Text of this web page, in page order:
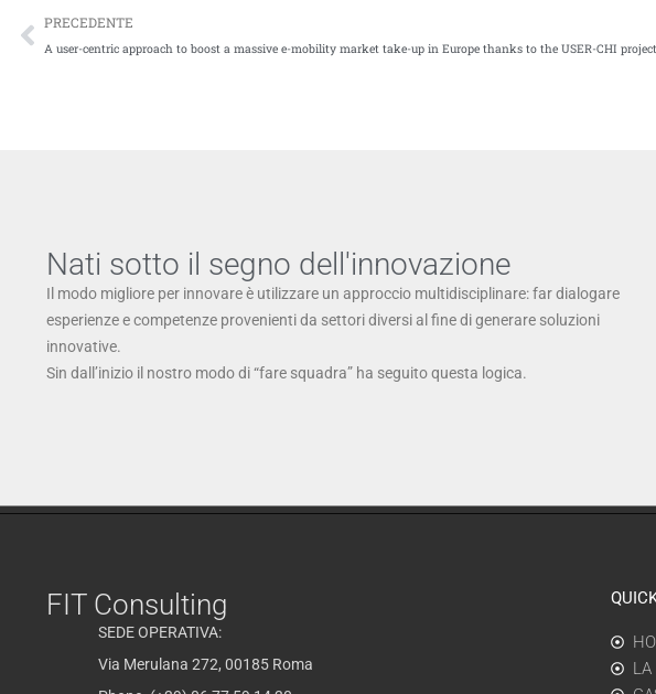
Precedente
PRECEDENTE
A user-centric approach to boost a massive e-mobility market take-up in Europe thanks to the USER-CHI project
Nati sotto il segno dell'innovazione
Il modo migliore per innovare è utilizzare un approccio multidisciplinare: far dialogare
esperienze e competenze provenienti da settori diversi al fine di generare soluzioni
innovative.
Sin dall’inizio il nostro modo di “fare squadra” ha seguito questa logica.
FIT Consulting
SEDE OPERATIVA:
Via Merulana 272, 00185 Roma
LA